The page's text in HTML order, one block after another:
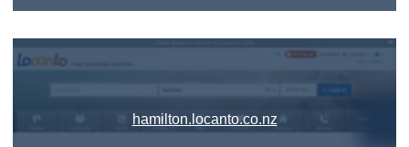
hamilton.locanto.co.nz